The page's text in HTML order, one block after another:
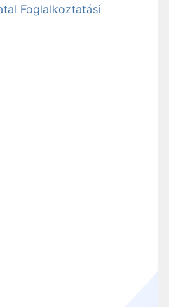
Foglalkoztatási